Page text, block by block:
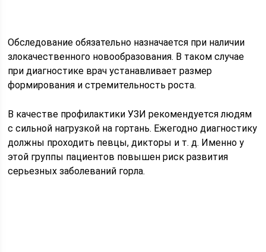
Обследование обязательно назначается при наличии
злокачественного новообразования. В таком случае
при диагностике врач устанавливает размер
формирования и стремительность роста.
В качестве профилактики УЗИ рекомендуется людям
с сильной нагрузкой на гортань. Ежегодно диагностику
должны проходить певцы, дикторы и т. д. Именно у
этой группы пациентов повышен риск развития
серьезных заболеваний горла.